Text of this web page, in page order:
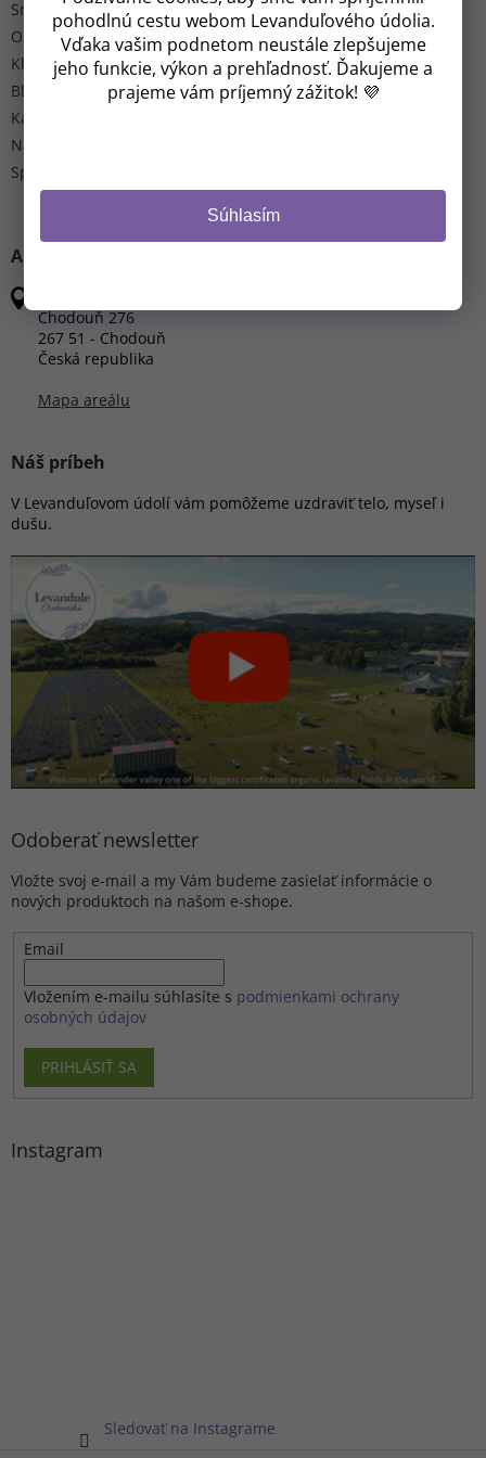
pohodlnú cestu webom Levanduľového údolia.
Vďaka vašim podnetom neustále zlepšujeme
jeho funkcie, výkon a prehľadnosť. Ďakujeme a
prajeme vám príjemný zážitok! 💜
Súhlasím
Sme celoročný areál
O nás
Klub Molecules of Life
Blog
Kalendár akcií
Napísali o nás
Spolupracujeme
ADRESA
Chodouň 276
267 51 - Chodouň
Česká republika
Mapa areálu
Náš príbeh
V Levanduľovom údolí vám pomôžeme uzdraviť telo, myseľ i
dušu.
Odoberať newsletter
Vložte svoj e-mail a my Vám budeme zasielať informácie o
nových produktoch na našom e-shope.
Email
Vložením e-mailu súhlasíte s podmienkami ochrany
osobných údajov
PRIHLÁSIŤ SA
Instagram
Sledovať na Instagrame